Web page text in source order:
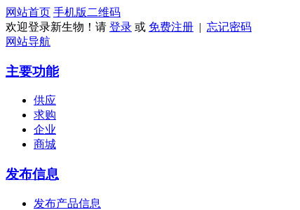
网站首页 手机版 二维码
欢迎登录新生物！请 登录 或 免费注册 | 忘记密码
网站导航
主要功能
供应
求购
企业
商城
发布信息
发布产品信息